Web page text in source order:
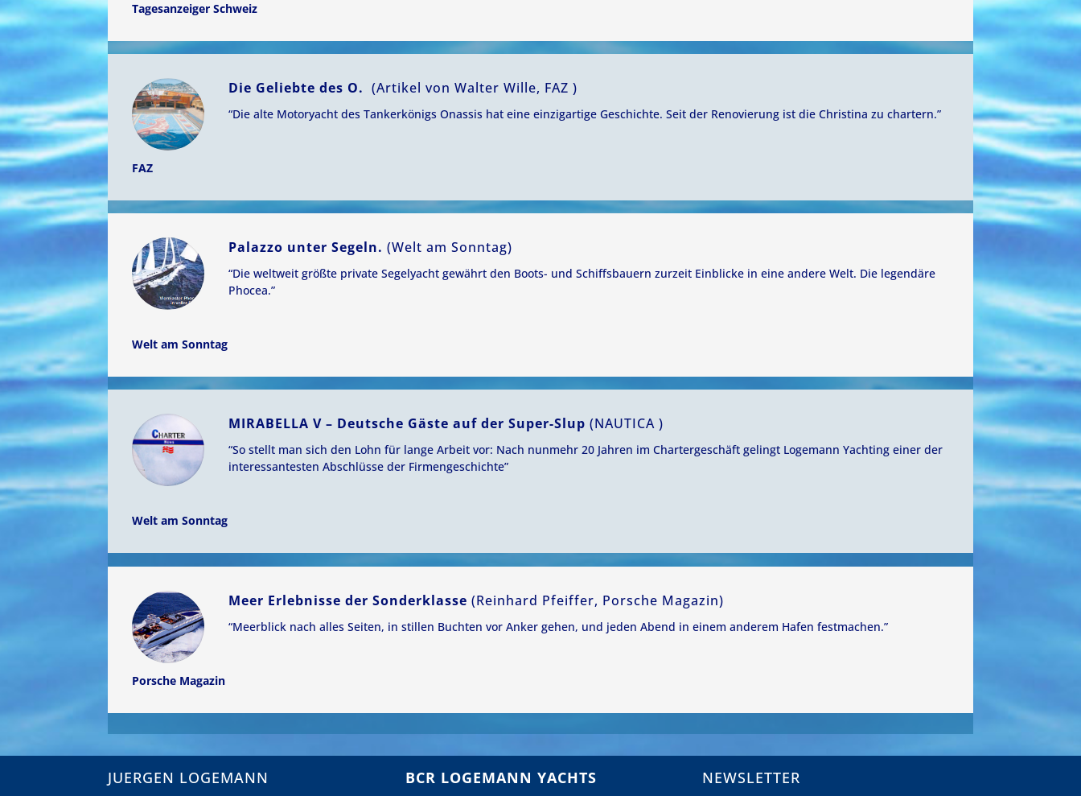
Tagesanzeiger Schweiz
Die Geliebte des O.(Artikel von Walter Wille, FAZ )
“Die alte Motoryacht des Tankerkönigs Onassis hat eine einzigartige Geschichte. Seit der Renovierung ist die Christina zu chartern.”
FAZ
Palazzo unter Segeln.(Welt am Sonntag)
“Die weltweit größte private Segelyacht gewährt den Boots- und Schiffsbauern zurzeit Einblicke in eine andere Welt. Die legendäre
Phocea.”
Welt am Sonntag
MIRABELLA V – Deutsche Gäste auf der Super-Slup(NAUTICA )
“So stellt man sich den Lohn für lange Arbeit vor: Nach nunmehr 20 Jahren im Chartergeschäft gelingt Logemann Yachting einer der
interessantesten Abschlüsse der Firmengeschichte”
Welt am Sonntag
Meer Erlebnisse der Sonderklasse(Reinhard Pfeiffer, Porsche Magazin)
“Meerblick nach alles Seiten, in stillen Buchten vor Anker gehen, und jeden Abend in einem anderem Hafen festmachen.”
Porsche Magazin
JUERGEN LOGEMANN BCR LOGEMANN YACHTS NEWSLETTER